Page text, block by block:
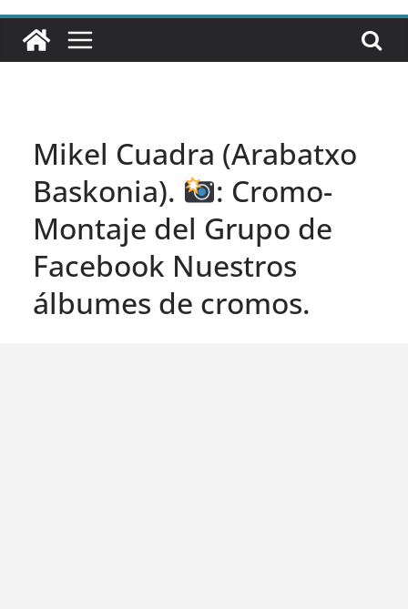
Mikel Cuadra (Arabatxo
Baskonia).
: Cromo-
Montaje del Grupo de
Facebook Nuestros
álbumes de cromos.